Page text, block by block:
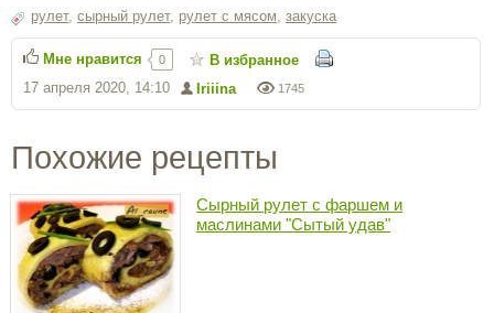
рулет, сырный рулет, рулет с мясом, закуска
1745
Iriiina
17 апреля 2020, 14:10
Мне нравится 0 В избранное
Похожие рецепты
Сырный рулет с фаршем и
маслинами "Сытый удав"